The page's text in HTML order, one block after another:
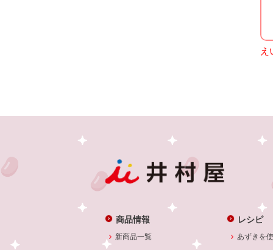
え
商品情報
新商品一覧
レシピ
あずきを